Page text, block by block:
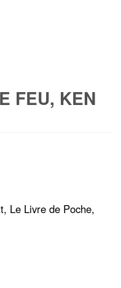
FEU, KEN
Le Livre de Poche,